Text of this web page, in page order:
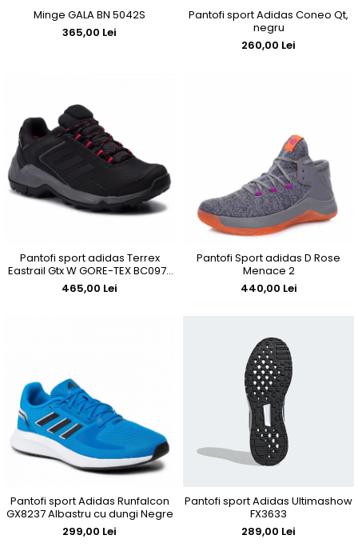
Minge GALA BN 5042S
365,00 Lei
Pantofi sport Adidas Coneo Qt,
negru
260,00 Lei
Pantofi sport adidas Terrex
Eastrail Gtx W GORE-TEX BC0977
Carbon/Cblack/Actpnk
465,00 Lei
Pantofi Sport adidas D Rose
Menace 2
440,00 Lei
Pantofi sport Adidas Runfalcon
GX8237 Albastru cu dungi Negre
299,00 Lei
Pantofi sport Adidas Ultimashow
FX3633
289,00 Lei